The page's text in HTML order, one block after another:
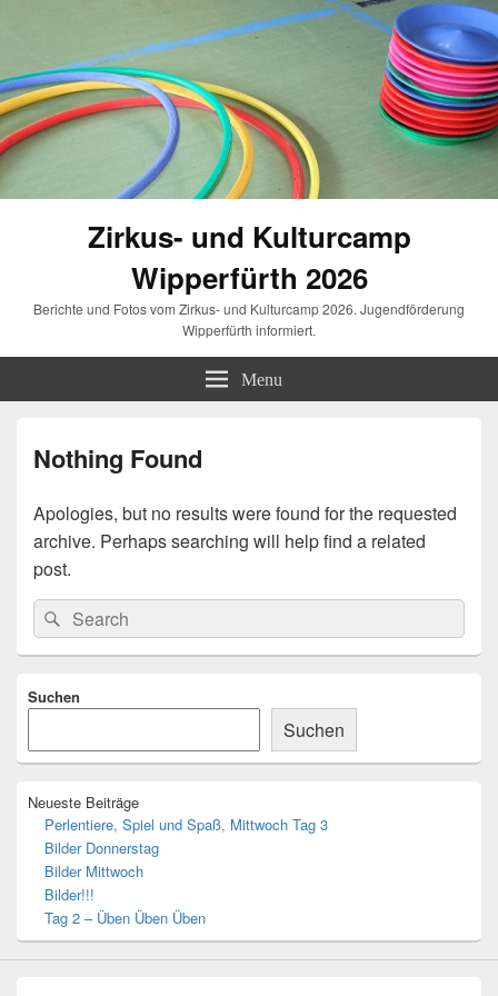
Zirkus- und Kulturcamp
Wipperfürth 2026
Berichte und Fotos vom Zirkus- und Kulturcamp 2026. Jugendförderung
Wipperfürth informiert.
Menu
Nothing Found
Apologies, but no results were found for the requested
archive. Perhaps searching will help find a related
post.
Search
for:
Search
Sidebar
Suchen
Suchen
Neueste Beiträge
Perlentiere, Spiel und Spaß, Mittwoch Tag 3
Bilder Donnerstag
Bilder Mittwoch
Bilder!!!
Tag 2 – Üben Üben Üben